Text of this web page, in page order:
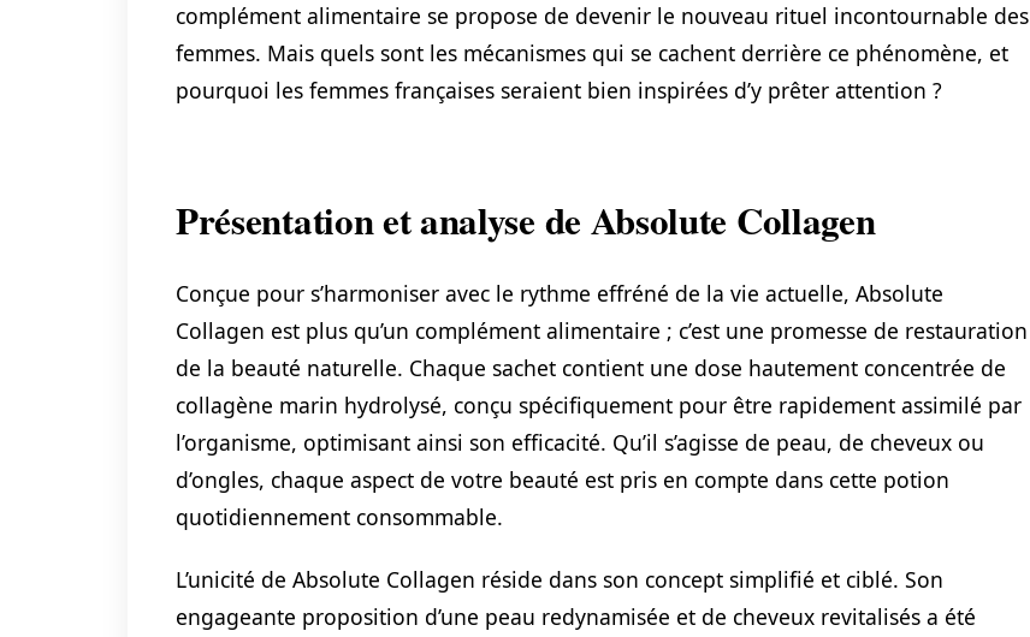
complément alimentaire se propose de devenir le nouveau rituel incontournable des
femmes. Mais quels sont les mécanismes qui se cachent derrière ce phénomène, et
pourquoi les femmes françaises seraient bien inspirées d’y prêter attention ?
Présentation et analyse de Absolute Collagen
Conçue pour s’harmoniser avec le rythme effréné de la vie actuelle, Absolute
Collagen est plus qu’un complément alimentaire ; c’est une promesse de restauration
de la beauté naturelle. Chaque sachet contient une dose hautement concentrée de
collagène marin hydrolysé, conçu spécifiquement pour être rapidement assimilé par
l’organisme, optimisant ainsi son efficacité. Qu’il s’agisse de peau, de cheveux ou
d’ongles, chaque aspect de votre beauté est pris en compte dans cette potion
quotidiennement consommable.
L’unicité de Absolute Collagen réside dans son concept simplifié et ciblé. Son
engageante proposition d’une peau redynamisée et de cheveux revitalisés a été